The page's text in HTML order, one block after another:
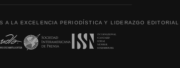
A LA EXCELENCIA PERIODÍSTICA Y LIDERAZGO EDITORIAL